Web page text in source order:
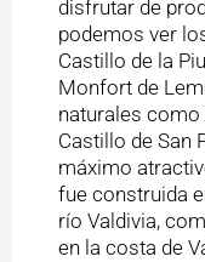
disfrutar de
podemos ver
Castillo de la
Monfort de
naturales como
Castillo de San
máximo
fue construida
río Valdivia,
en la costa de